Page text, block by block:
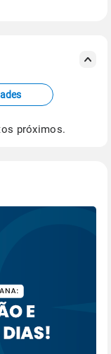
de Previsão
próximos.